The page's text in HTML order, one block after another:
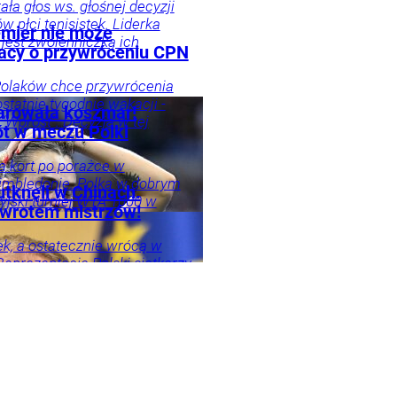
głos ws. głośnej decyzji
płci tenisistek. Liderka
zwolenniczką ich
nie może
o przywróceniu CPN
chce przywrócenia
tygodnie wakacji -
Decyzja w tej
koszmar!
w meczu Polki
kort po porażce w
Polka w dobrym
turniej WTA 1000 w
w Chinach.
mistrzów!
a ostatecznie wrócą w
Polski siatkarzy